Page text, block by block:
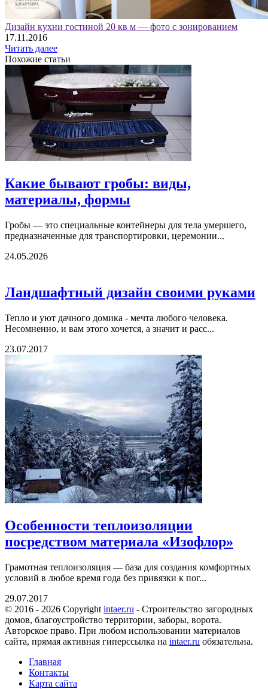
Дизайн кухни гостиной 20 кв м — фото с зонированием
17.11.2016
Читать далее
Похожие статьи
Какие бывают гробы: виды,
материалы, формы
Гробы — это специальные контейнеры для тела умершего,
предназначенные для транспортировки, церемонии...
24.05.2026
Ландшафтный дизайн своими руками
Тепло и уют дачного домика - мечта любого человека.
Несомненно, и вам этого хочется, а значит и расс...
23.07.2017
Особенности теплоизоляции
посредством материала «Изофлор»
Грамотная теплоизоляция — база для создания комфортных
условий в любое время года без привязки к пог...
29.07.2017
© 2016 - 2026 Copyright intaer.ru - Cтроительство загородных
домов, благоустройство территории, заборы, ворота.
Авторское право. При любом использовании материалов
сайта, прямая активная гиперссылка на intaer.ru обязательна.
Главная
Контакты
Карта сайта